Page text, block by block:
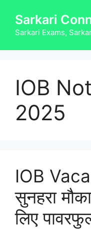
content
Sarkari
Sarkari Exams,
IOB
2025
IOB
सुनहरा
लिए